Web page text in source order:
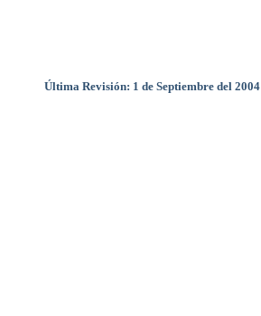
Última Revisión: 1 de Septiembre del 2004